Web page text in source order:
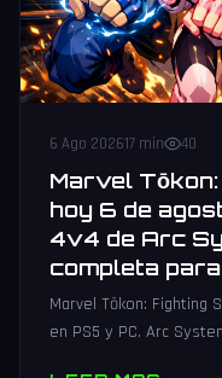
6 Ago 202617 min 40
Marvel
hoy 6 de
4v4 de Arc
completa
Marvel Tōkon: Fighting
en PS5 y PC. Arc